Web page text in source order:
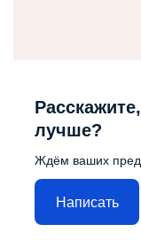
лучше?
Ждём ваших
Написать